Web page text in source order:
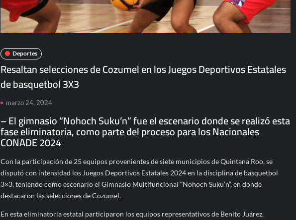
Deportes
Resaltan selecciones de Cozumel en los Juegos Deportivos Estatales
de basquetbol 3X3
marzo 24, 2024
– El gimnasio “Nohoch Suku’n” fue el escenario donde se realizó esta
fase eliminatoria, como parte del proceso para los Nacionales
CONADE 2024
Con la participación de 25 equipos provenientes de siete municipios de Quintana Roo, se
disputó con intensidad los Juegos Deportivos Estatales 2024 en la disciplina de basquetbol
3×3, teniendo como escenario el Gimnasio Multifuncional “Nohoch Suku’n”, en donde
destacaron las selecciones de Cozumel.
En esta eliminatoria estatal participaron los equipos representativos de Benito Juárez,